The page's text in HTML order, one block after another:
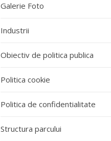
Galerie Foto
Industrii
Obiectiv de politica publica
Politica cookie
Politica de confidentialitate
Structura parcului